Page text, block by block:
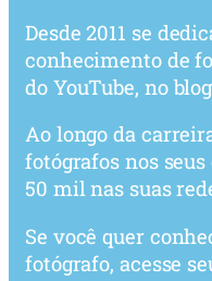
Desde 2011 se
conhecimento de
do YouTube, no
Ao longo da
fotógrafos nos
50 mil nas suas
Se você quer
fotógrafo, acesse